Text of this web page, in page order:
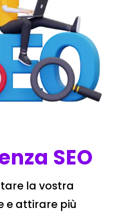
SEO
la vostra
e attirare più